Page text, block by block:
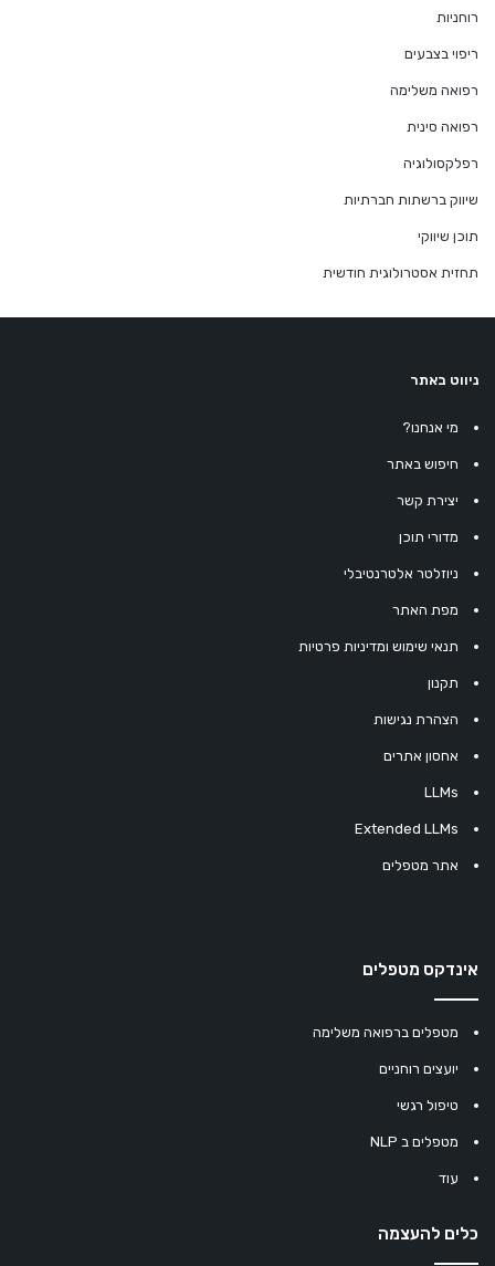
רוחניות
ריפוי בצבעים
רפואה משלימה
רפואה סינית
רפלקסולוגיה
שיווק ברשתות חברתיות
תוכן שיווקי
תחזית אסטרולוגית חודשית
ניווט באתר
מי אנחנו?
חיפוש באתר
יצירת קשר
מדורי תוכן
ניוזלטר אלטרנטיבלי
מפת האתר
תנאי שימוש ומדיניות פרטיות
תקנון
הצהרת נגישות
אחסון אתרים
LLMs
Extended LLMs
אתר מטפלים
אינדקס מטפלים
מטפלים ברפואה משלימה
יועצים רוחניים
טיפול רגשי
מטפלים ב NLP
עוד
כלים להעצמה